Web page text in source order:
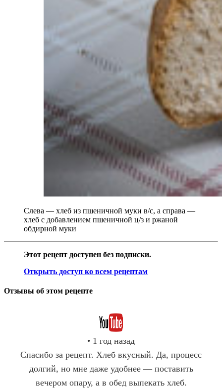
Слева — хлеб из пшеничной муки в/с, а справа —
хлеб с добавлением пшеничной ц/з и ржаной
обдирной муки
Этот рецепт доступен без подписки.
Открыть доступ ко всем рецептам
Отзывы об этом рецепте
• 1 год назад
Спасибо за рецепт. Хлеб вкусный. Да, процесс
долгий, но мне даже удобнее — поставить
вечером опару, а в обед выпекать хлеб.